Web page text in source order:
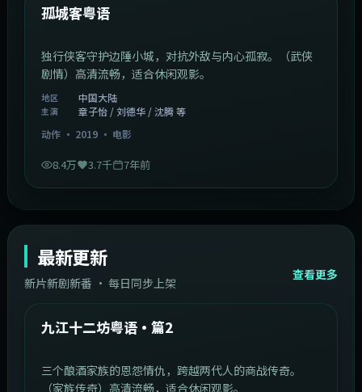
热门
孤城客粤语
独行侠客守护边陲小城，对抗外敌与内心孤寂。（武侠
剧情）高清流畅，适合休闲观影。
地区 中国大陆
主演
章子怡 / 刘德华 / 沈腾 等
动作· 2019· 电影
8.4万 3.7千 7年前
最新更新
新片新剧新番 · 每日同步上架
查看更多
最新
中国大陆 1:20:26
九江十二坊粤语·篇2
三个酿酒家族的恩怨情仇，跨越两代人的商战传奇。
（家族传奇）高清流畅，适合休闲观影。